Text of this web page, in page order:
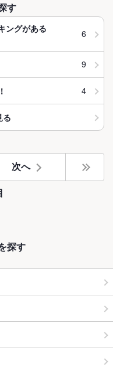
す
ングがある
6
9
4
る
次へ
探す